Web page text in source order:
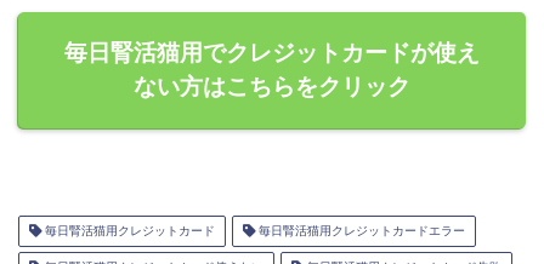
毎日腎活猫用でクレジットカードが使え
ない方はこちらをクリック
毎日腎活猫用クレジットカード 毎日腎活猫用クレジットカードエラー